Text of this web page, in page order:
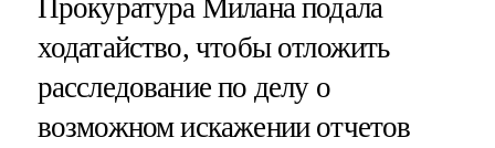
Прокуратура Милана подала
ходатайство, чтобы отложить
расследование по делу о
возможном искажении отчетов